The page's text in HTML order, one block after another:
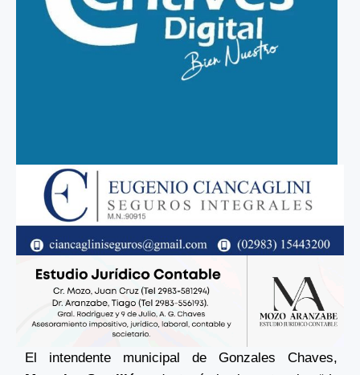
El intendente municipal de Gonzales Chaves,